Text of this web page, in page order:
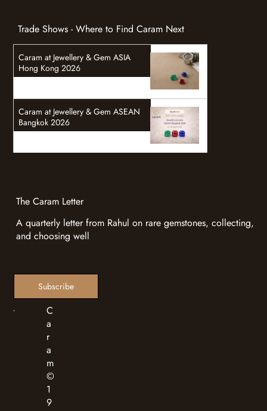
C
a
r
a
m
©
1
9
Caram at Jewellery & Gem ASIA
Hong Kong 2026
Caram at Jewellery & Gem ASEAN
Bangkok 2026
Trade Shows - Where to Find Caram Next
The Caram Letter
A quarterly letter from Rahul on rare gemstones, collecting,
and choosing well
Subscribe